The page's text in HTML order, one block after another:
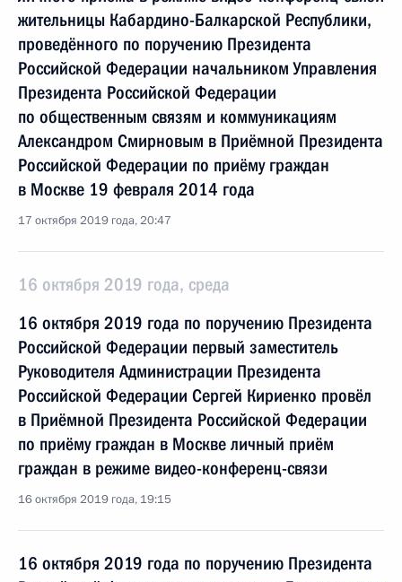
жительницы Кабардино-Балкарской Республики,
проведённого по поручению Президента
Российской Федерации начальником Управления
Президента Российской Федерации
по общественным связям и коммуникациям
Александром Смирновым в Приёмной Президента
Российской Федерации по приёму граждан
в Москве 19 февраля 2014 года
17 октября 2019 года, 20:47
16 октября 2019 года, среда
16 октября 2019 года по поручению Президента
Российской Федерации первый заместитель
Руководителя Администрации Президента
Российской Федерации Сергей Кириенко провёл
в Приёмной Президента Российской Федерации
по приёму граждан в Москве личный приём
граждан в режиме видео-конференц-связи
16 октября 2019 года, 19:15
16 октября 2019 года по поручению Президента